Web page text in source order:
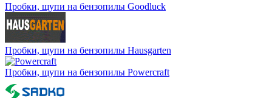
Пробки, щупи на бензопилы Goodluck
Пробки, щупи на бензопилы Hausgarten
Пробки, щупи на бензопилы Powercraft